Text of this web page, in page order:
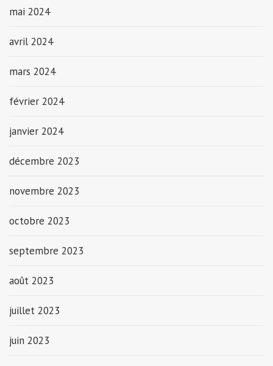
mai 2024
avril 2024
mars 2024
février 2024
janvier 2024
décembre 2023
novembre 2023
octobre 2023
septembre 2023
août 2023
juillet 2023
juin 2023